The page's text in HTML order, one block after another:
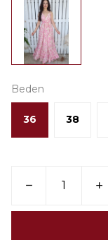
Beden
36 38